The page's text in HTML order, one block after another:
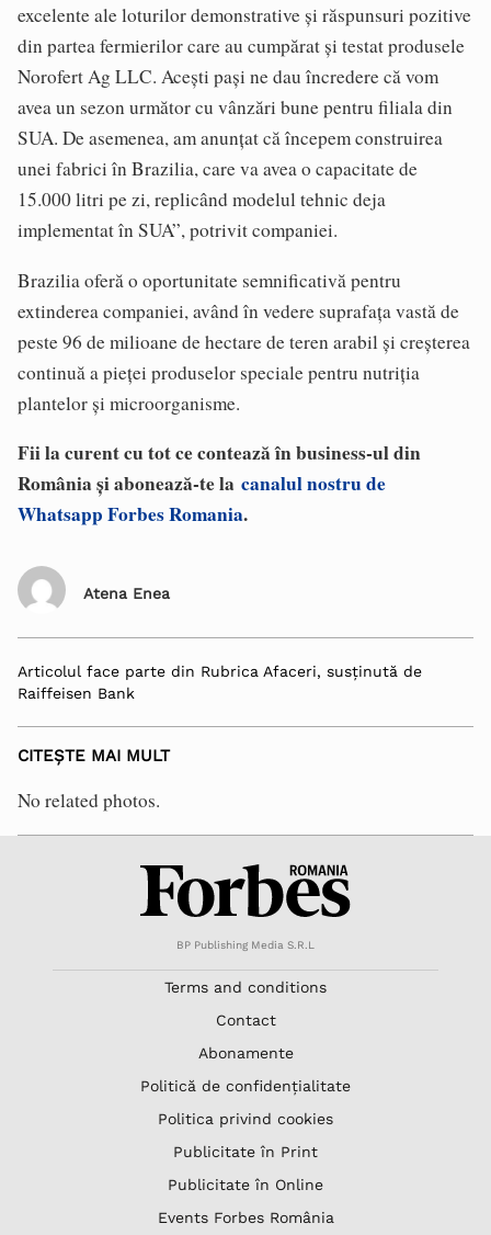
excelente ale loturilor demonstrative și răspunsuri pozitive
din partea fermierilor care au cumpărat și testat produsele
Norofert Ag LLC. Acești pași ne dau încredere că vom
avea un sezon următor cu vânzări bune pentru filiala din
SUA. De asemenea, am anunțat că începem construirea
unei fabrici în Brazilia, care va avea o capacitate de
15.000 litri pe zi, replicând modelul tehnic deja
implementat în SUA”, potrivit companiei.
Brazilia oferă o oportunitate semnificativă pentru
extinderea companiei, având în vedere suprafața vastă de
peste 96 de milioane de hectare de teren arabil și creșterea
continuă a pieței produselor speciale pentru nutriția
plantelor și microorganisme.
Fii la curent cu tot ce contează în business-ul din
România și abonează-te la canalul nostru de
Whatsapp Forbes Romania.
Atena Enea
Articolul face parte din Rubrica Afaceri, susținută de
Raiffeisen Bank
CITEȘTE MAI MULT
No related photos.
BP Publishing Media S.R.L
Terms and conditions
Contact
Abonamente
Politică de confidențialitate
Politica privind cookies
Publicitate în Print
Publicitate în Online
Events Forbes România